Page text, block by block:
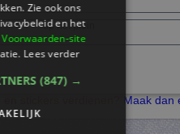
op het plein
stickers verdienen? Maak dan
Zie ook ons
en het
site
Lees verder
(847) →